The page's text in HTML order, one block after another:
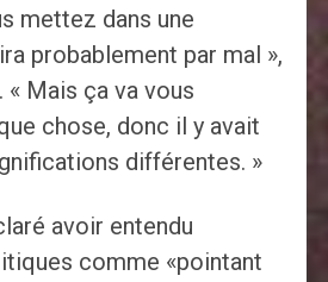
mettez dans une
probablement par mal »,
Mais ça va vous
chose, donc il y avait
différentes. »
avoir entendu
comme «pointant